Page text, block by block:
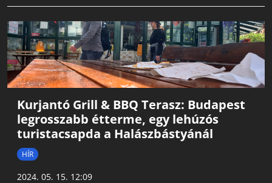
Kurjantó Grill & BBQ Terasz: Budapest
legrosszabb étterme, egy lehúzós
turistacsapda a Halászbástyánál
HÍR
2024. 05. 15. 12:09